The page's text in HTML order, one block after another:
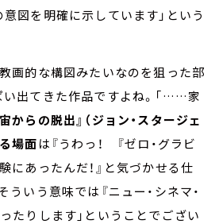
図を明確に示しています」という
画的な構図みたいなのを狙った部
出てきた作品ですよね。「……家
宙からの脱出』（ジョン・スタージェ
場面は『うわっ！ 『ゼロ・グラビ
にあったんだ！』と気づかせる仕
ういう意味では『ニュー・シネマ・
たりします」ということでござい